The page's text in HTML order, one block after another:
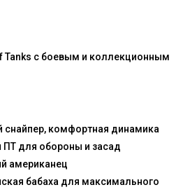
Tanks с боевым и коллекционным
снайпер, комфортная динамика
для обороны и засад
американец
бабаха для максимального